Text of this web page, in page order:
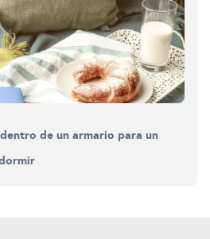
de un armario para un